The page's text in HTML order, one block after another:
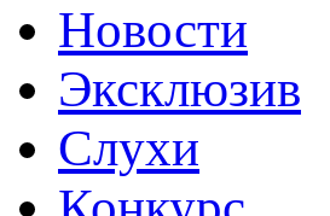
Новости
Эксклюзив
Слухи